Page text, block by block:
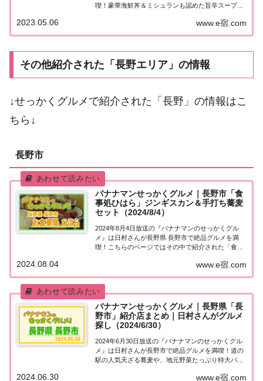
喫！豪華海鮮丼＆ミシュランも認めた旨辛スープの
煮付けを堪能！紹介されたお店やメニューをまとめ
ました！詳しくはこちら！日村さんが「熊本県 天...
www.e宿.com
2023.05.06
その他紹介された「長野エリア」の情報
↓せっかくグルメで紹介された「長野」の情報はこ
ちら↓
長野市
バナナマンせっかくグルメ｜長野市「食
事処ひはら」ジンギスカン＆手打ち蕎麦
セット（2024/8/4）
2024年8月4日放送の『バナナマンのせっかくグル
メ』は日村さんが長野県 長野市で絶品グルメを満
喫！こちらのページではその中で紹介された「食事
ら！長野市「食事処 ひはら」地元の人に「せっかく
この町に来たなら食べた方がいいグルメは何です
か...
www.e宿.com
2024.08.04
バナナマンせっかくグルメ｜長野県「長
野市」紹介店まとめ｜日村さんがグルメ
探し（2024/6/30）
2024年6月30日放送の『バナナマンのせっかくグル
メ』は日村さんが長野市で絶品グルメを満喫！道の
駅の人気天ざる蕎麦や、地元野菜たっぷり特大バー
た！詳しくはこちら！日村さんが「長野市」でグル
www.e宿.com
2024.06.30